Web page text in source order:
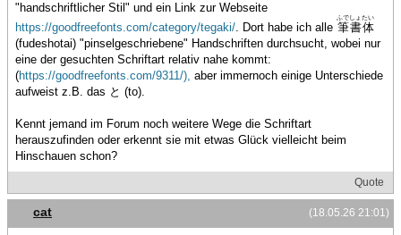
"handschriftlicher Stil" und ein Link zur Webseite
https://goodfreefonts.com/category/tegaki/. Dort habe ich alle 筆
ふで
書
しょ
体
たい
(fudeshotai) "pinselgeschriebene" Handschriften durchsucht, wobei nur
eine der gesuchten Schriftart relativ nahe kommt:
(https://goodfreefonts.com/9311/), aber immernoch einige Unterschiede
aufweist z.B. das と (to).
Kennt jemand im Forum noch weitere Wege die Schriftart
herauszufinden oder erkennt sie mit etwas Glück vielleicht beim
Hinschauen schon?
Quote
(18.05.26 21:01)
cat